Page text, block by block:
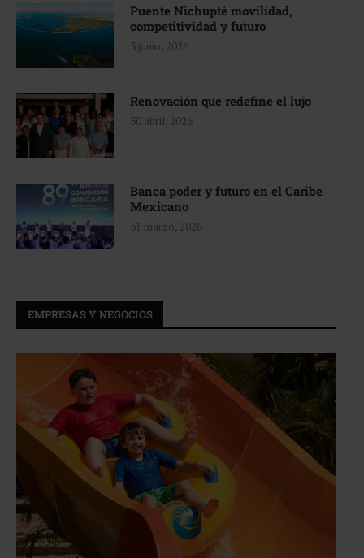
Puente Nichupté movilidad,
competitividad y futuro
3 junio, 2026
Renovación que redefine el lujo
30 abril, 2026
Banca poder y futuro en el Caribe
Mexicano
31 marzo, 2026
EMPRESAS Y NEGOCIOS